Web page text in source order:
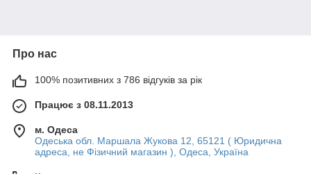
Про нас
100% позитивних з 786 відгуків за рік
Працює з 08.11.2013
м. Одеса
Одеська обл. Маршала Жукова 12, 65121 ( Юридична
адреса, не Фізичний магазин ), Одеса, Україна